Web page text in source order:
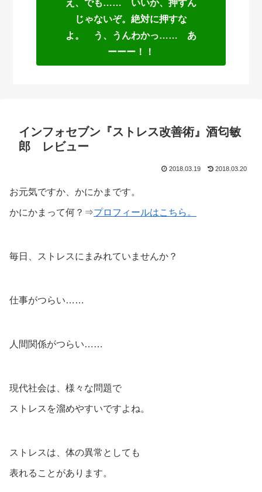
え、でも…… いいか、押すん
じゃないぞ。絶対に押すな
よ。 う、うんわかっ…… あ
ーーー！！
インフォセブン『ストレス改善術』酒匂敏
郎 レビュー
2018.03.19 2018.03.20
お元気ですか、かにかまです。
かにかまって何？⇒プロフィールはこちら。
毎日、ストレスにまみれていませんか？
仕事がつらい……
人間関係がつらい……
現代社会は、様々な問題で
ストレスを溜めやすいですよね。
ストレスは、体の異常としても
表れることがあります。